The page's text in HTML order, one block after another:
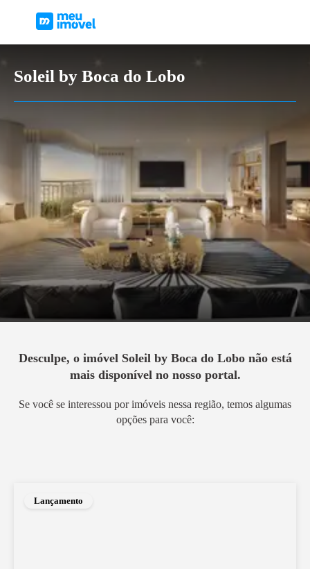
Soleil by Boca do Lobo
Desculpe, o imóvel Soleil by Boca do Lobonão está
mais disponível no nosso portal.
Se você se interessou por imóveis nessa região, temos algumas
opções para você:
Lançamento